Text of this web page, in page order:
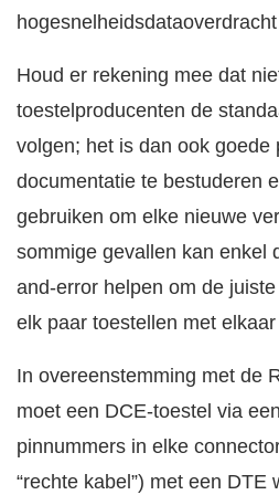
Houd er rekening mee dat
toestelproducenten de
volgen; het is dan ook goede
documentatie te bestuderen
gebruiken om elke nieuwe
sommige gevallen kan enkel
and-error helpen om de
elk paar toestellen met
In overeenstemming met de
moet een DCE-toestel via
pinnummers in elke
“rechte kabel”) met een DTE